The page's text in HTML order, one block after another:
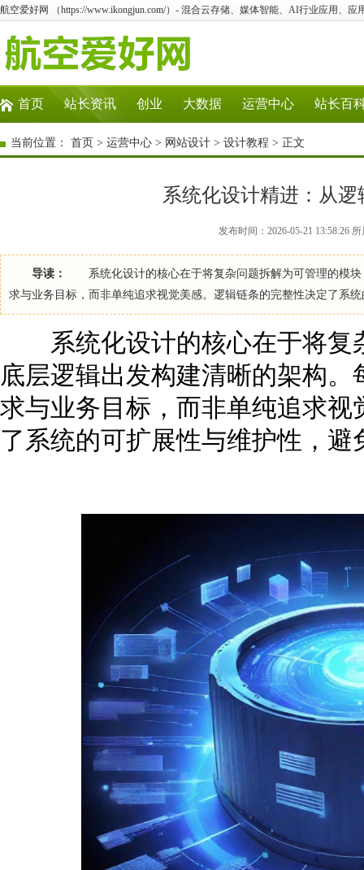
航空爱好网 （https://www.ikongjun.com/）- 混合云存储、媒体智能、AI行业应用、应
首页 站长资讯 创业 大数据 运营中心 站长百
当前位置： 首页 > 运营中心 > 网站设计 > 设计教程 > 正文
系统化设计精进：从
发布时间：2026-05-21 13:58:26
导读：
系统化设计的核心在于将复杂问题拆解为可管理的模块
求与业务目标，而非单纯追求视觉美感。逻辑链条的完整性决定了系
系统化设计的核心在于将复
底层逻辑出发构建清晰的架构
求与业务目标，而非单纯追求
了系统的可扩展性与维护性，